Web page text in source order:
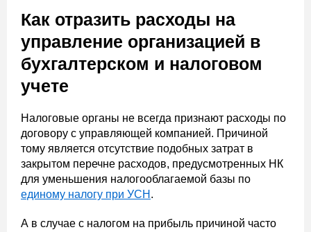
Как отразить расходы на
управление организацией в
бухгалтерском и налоговом
учете
Налоговые органы не всегда признают расходы по
договору с управляющей компанией. Причиной
тому является отсутствие подобных затрат в
закрытом перечне расходов, предусмотренных НК
для уменьшения налогооблагаемой базы по
единому налогу при УСН .
А в случае с налогом на прибыль причиной часто